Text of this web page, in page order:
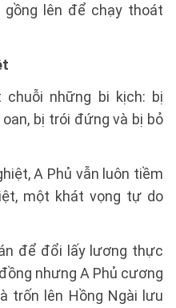
gồng lên để chạy thoát
những bi kịch: bị
bị trói đứng và bị bỏ
A Phủ vẫn luôn tiềm
một khát vọng tự do
để đổi lấy lương thực
nhưng A Phủ cương
trốn lên Hồng Ngài lưu